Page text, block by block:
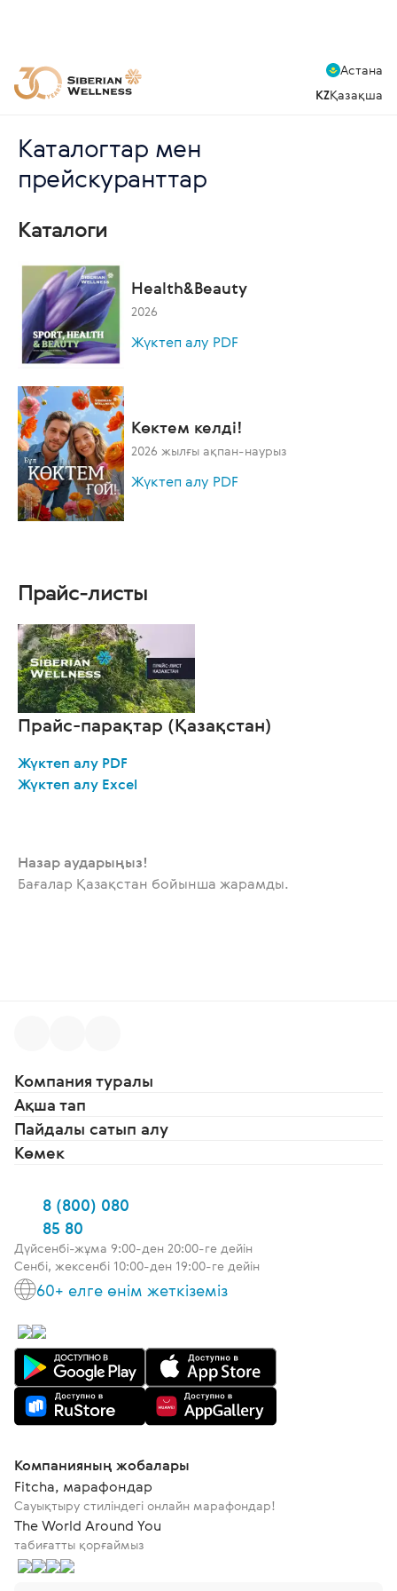
Астана
KZҚазақша
Каталогтар мен
прейскуранттар
Каталоги
Health&Beauty
2026
Жүктеп алу PDF
Көктем келді!
2026 жылғы ақпан-наурыз
Жүктеп алу PDF
Прайс-листы
Прайс-парақтар (Қазақстан)
Жүктеп алу PDF
Жүктеп алу Excel
Назар аударыңыз!
Бағалар Қазақстан бойынша жарамды.
Компания туралы
Ақша тап
Пайдалы сатып алу
Көмек
8 (800) 080
85 80
Дүйсенбі-жұма 9:00-ден 20:00-ге дейін
Сенбі, жексенбі 10:00-ден 19:00-ге дейін
60+ елге өнім жеткіземіз
Компанияның жобалары
Fitcha, марафондар
Сауықтыру стиліндегі онлайн марафондар!
The World Around You
табиғатты қорғаймыз